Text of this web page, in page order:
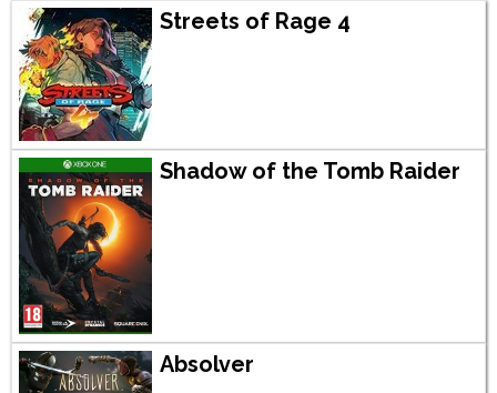
Streets of Rage 4
Shadow of the Tomb Raider
Absolver